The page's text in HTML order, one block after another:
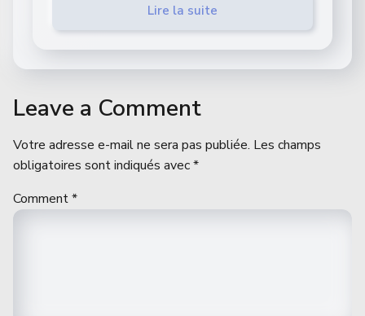
Lire la suite
Leave a Comment
Votre adresse e-mail ne sera pas publiée. Les champs
obligatoires sont indiqués avec*
Comment*